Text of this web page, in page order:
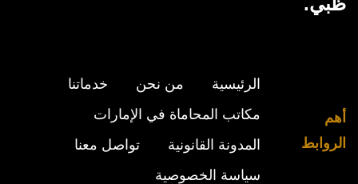
أهم
الروابط
الرئيسية من نحن
خدماتنا
مكاتب المحاماة في الإمارات
المدونة القانونية
تواصل معنا
سياسة الخصوصية